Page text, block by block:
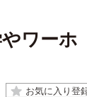
ワーホ